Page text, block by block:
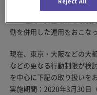
部」を設置。これまで社内
ナー社員の安全確保を最優
勤を併用した運用をおこな
現在、東京・大阪などの大
などの更なる行動制限が検
を中心に下記の取り扱いを
実施期間：2020年3月30日